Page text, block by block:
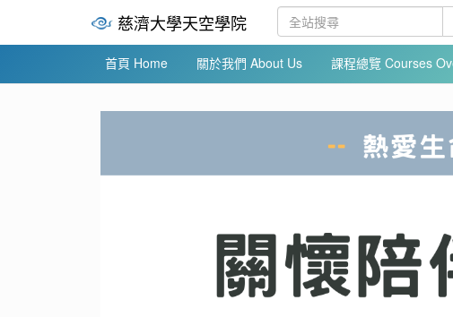
慈濟大學天空學院
首頁 Home 關於我們 About Us 課程總覽 Courses